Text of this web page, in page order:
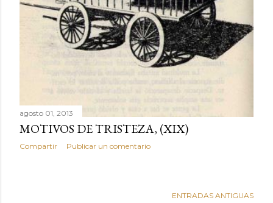
agosto 01, 2013
MOTIVOS DE TRISTEZA, (XIX)
Compartir Publicar un comentario
ENTRADAS ANTIGUAS